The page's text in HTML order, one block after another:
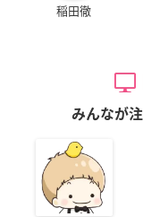
稲田徹
みんなが